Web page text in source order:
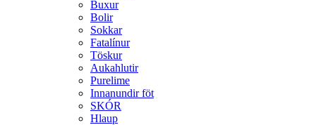
Buxur
Bolir
Sokkar
Fatalínur
Töskur
Aukahlutir
Purelime
Innanundir föt
SKÓR
Hlaup